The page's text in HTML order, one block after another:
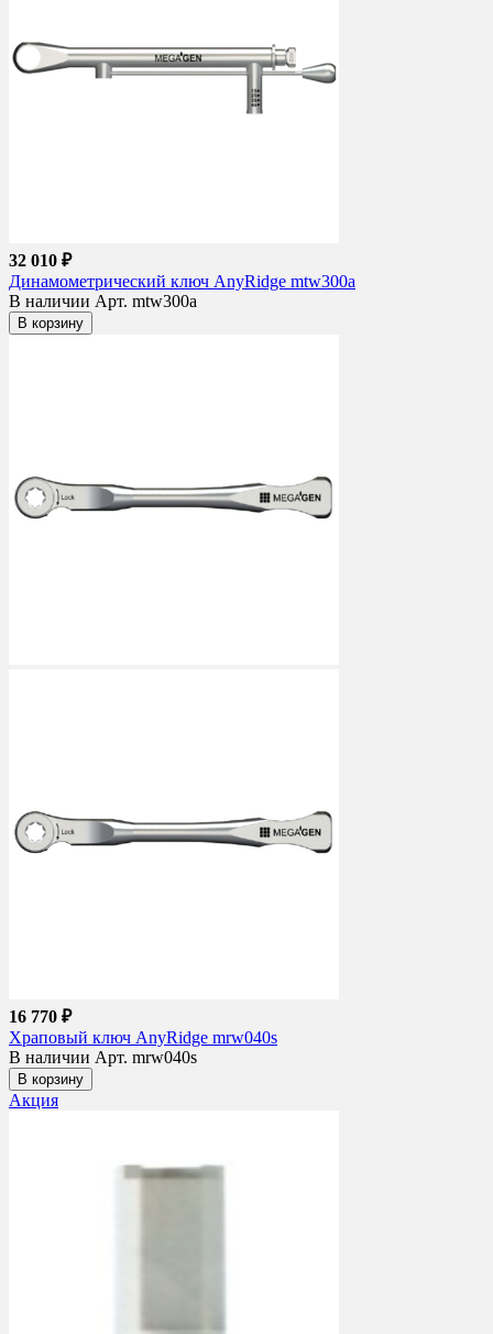
32 010 ₽
Динамометрический ключ AnyRidge mtw300a
В наличии Арт. mtw300a
В корзину
16 770 ₽
Храповый ключ AnyRidge mrw040s
В наличии Арт. mrw040s
В корзину
Акция